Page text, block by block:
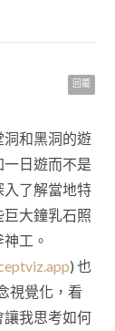
回覆
和黑洞的遊
日遊而不是
入了解當地特
大鐘乳石照
工。
) 也
視覺化，看
讓我思考如何